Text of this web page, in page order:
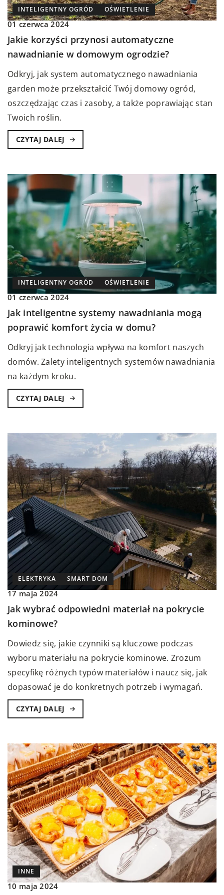
INTELIGENTNY OGRÓD OŚWIETLENIE
01 czerwca 2024
Jakie korzyści przynosi automatyczne
nawadnianie w domowym ogrodzie?
Odkryj, jak system automatycznego nawadniania
garden może przekształcić Twój domowy ogród,
oszczędzając czas i zasoby, a także poprawiając stan
Twoich roślin.
CZYTAJ DALEJ
INTELIGENTNY OGRÓD OŚWIETLENIE
01 czerwca 2024
Jak inteligentne systemy nawadniania mogą
poprawić komfort życia w domu?
Odkryj jak technologia wpływa na komfort naszych
domów. Zalety inteligentnych systemów nawadniania
na każdym kroku.
CZYTAJ DALEJ
ELEKTRYKA SMART DOM
17 maja 2024
Jak wybrać odpowiedni materiał na pokrycie
kominowe?
Dowiedz się, jakie czynniki są kluczowe podczas
wyboru materiału na pokrycie kominowe. Zrozum
specyfikę różnych typów materiałów i naucz się, jak
dopasować je do konkretnych potrzeb i wymagań.
CZYTAJ DALEJ
INNE
10 maja 2024